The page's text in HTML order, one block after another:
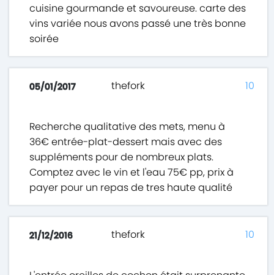
cuisine gourmande et savoureuse. carte des
vins variée nous avons passé une très bonne
soirée
05/01/2017 thefork
Recherche qualitative des mets, menu à
36€ entrée-plat-dessert mais avec des
suppléments pour de nombreux plats.
Comptez avec le vin et l'eau 75€ pp, prix à
payer pour un repas de tres haute qualité
10
21/12/2016 thefork 10